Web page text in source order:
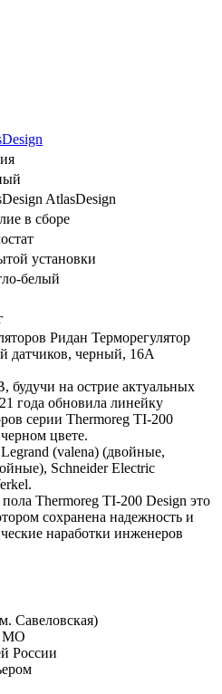
AtlasDesign
в сборе
установки
белый
Ридан Терморегулятор
датчиков, черный, 16А
будучи на острие актуальных
года обновила линейку
серии Thermoreg TI-200
цвете.
(valena) (двойные,
Schneider Electric
Thermoreg TI-200 Design это
сохранена надежность и
наработки инженеров
Савеловская)
МО
России